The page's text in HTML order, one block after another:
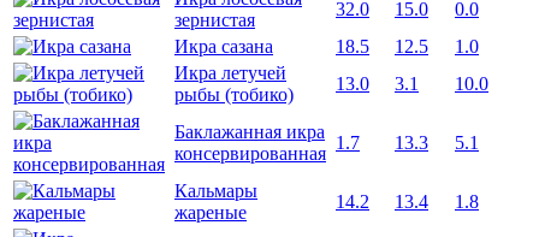
зернистая
32.0 15.0
0.0
Икра сазана
18.5 12.5
1.0
Икра летучей
рыбы (тобико)
13.0 3.1 10.0
Баклажанная икра
консервированная
1.7 13.3 5.1
Кальмары
жареные
14.2 13.4 1.8